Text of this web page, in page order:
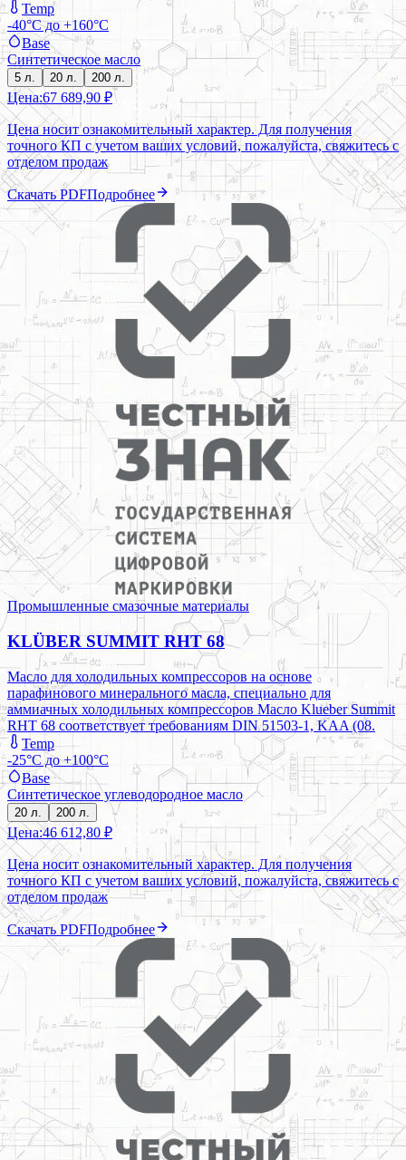
Temp
-40°C до +160°C
Base
Синтетическое масло
5 л. 20 л. 200 л.
Цена:67 689,90 ₽
Цена носит ознакомительный характер. Для получения
точного КП с учетом ваших условий, пожалуйста, свяжитесь с
отделом продаж
Скачать PDFПодробнее
Промышленные смазочные материалы
KLÜBER SUMMIT RHT 68
Масло для холодильных компрессоров на основе
парафинового минерального масла, специально для
аммиачных холодильных компрессоров Масло Klueber Summit
RHT 68 соответствует требованиям DIN 51503-1, KAA (08.
Temp
-25°C до +100°C
Base
Синтетическое углеводородное масло
20 л. 200 л.
Цена:46 612,80 ₽
Цена носит ознакомительный характер. Для получения
точного КП с учетом ваших условий, пожалуйста, свяжитесь с
отделом продаж
Скачать PDFПодробнее